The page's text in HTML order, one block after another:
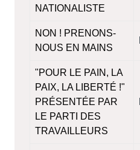
NATIONALISTE
NON ! PRENONS-
NOUS EN MAINS
"POUR LE PAIN, LA
PAIX, LA LIBERTÉ !"
PRÉSENTÉE PAR
LE PARTI DES
TRAVAILLEURS